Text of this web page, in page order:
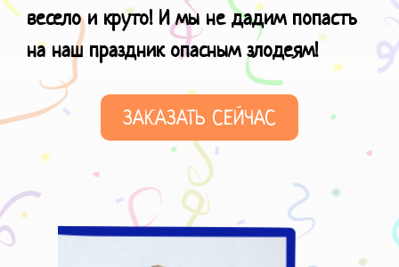
весело и круто!И мы не дадим попасть
на наш праздник опасным злодеям!
ЗАКАЗАТЬ СЕЙЧАС